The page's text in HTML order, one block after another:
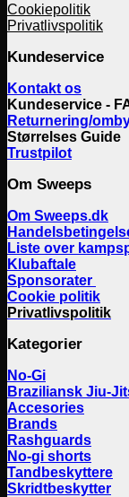
Cookiepolitik
Privatlivspolitik
Kundeservice
Kontakt os
Kundeservice -
Returnering/
Størrelses Guide
Trustpilot
Om Sweeps
Om Sweeps.dk
Liste over
Klubaftale
Sponsorater
Cookie politik
Privatlivspolitik
Kategorier
No-Gi
Braziliansk Jiu-
Accesories
Brands
Rashguards
No-gi shorts
Tandbeskyttere
Skridtbeskytter